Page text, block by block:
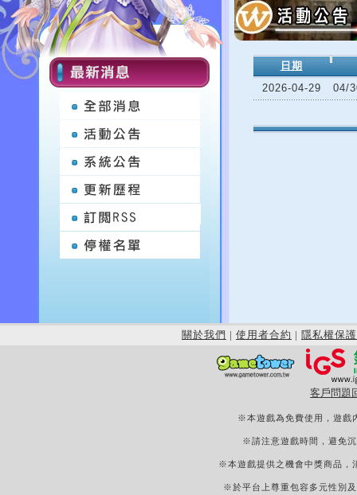
日期
2026-04-29
04/
關於我們 | 使用者合約 | 隱私權保護
客戶問題
※本遊戲為免費使用，遊戲
※請注意遊戲時間，避免
※本遊戲提供之機會中獎商品，
※於平台上尊重包容多元性別